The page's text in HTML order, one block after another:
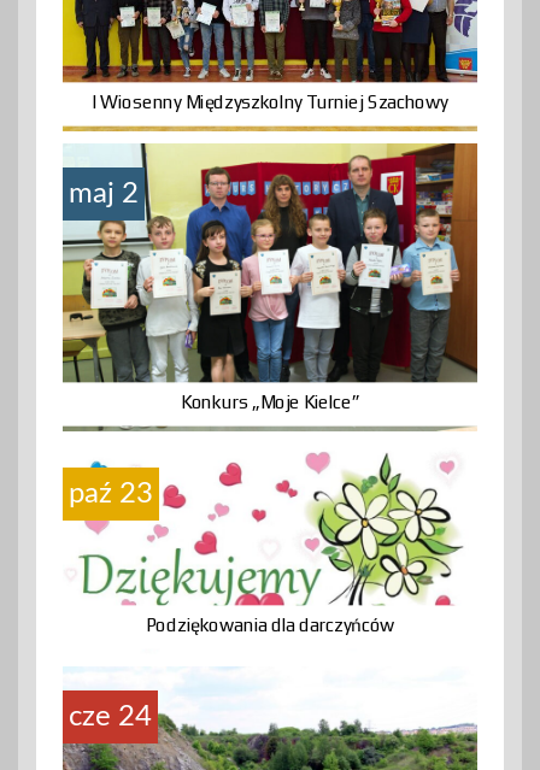
I Wiosenny Międzyszkolny Turniej Szachowy
maj 2
Konkurs „Moje Kielce”
paź 23
Podziękowania dla darczyńców
cze 24